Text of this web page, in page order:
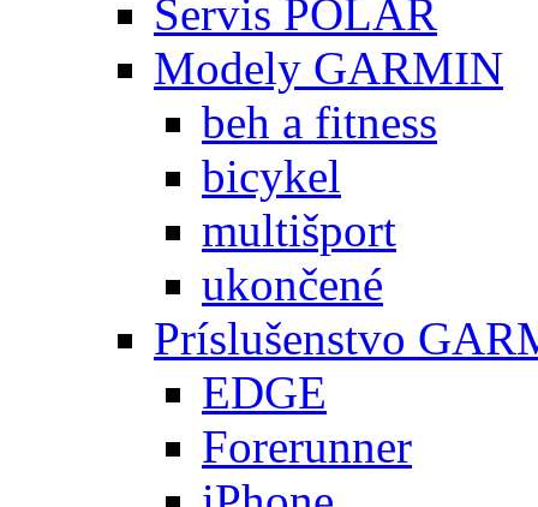
Servis POLAR
Modely GARMIN
beh a fitness
bicykel
multišport
ukončené
Príslušenstvo
EDGE
Forerunner